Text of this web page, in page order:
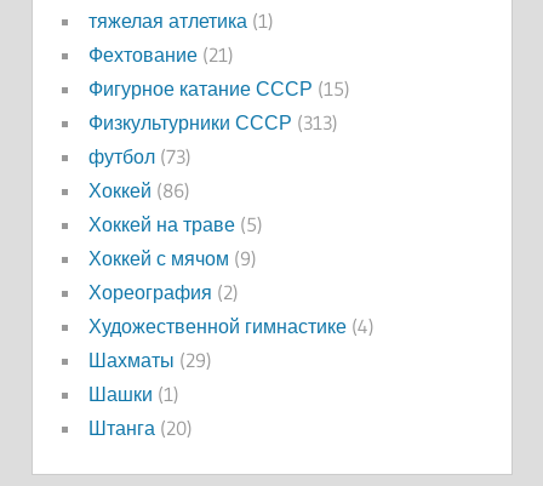
тяжелая атлетика (1)
Фехтование(21)
Фигурное катание СССР (15)
Физкультурники СССР (313)
футбол(73)
Хоккей (86)
Хоккей на траве(5)
Хоккей с мячом (9)
Хореография (2)
Художественной гимнастике(4)
Шахматы (29)
Шашки (1)
Штанга (20)